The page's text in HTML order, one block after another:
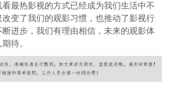
最热影视的方式已经成为我们生活中不
变了我们的观影习惯，也推动了影视行
进步，我们有理由相信，未来的观影体
待。